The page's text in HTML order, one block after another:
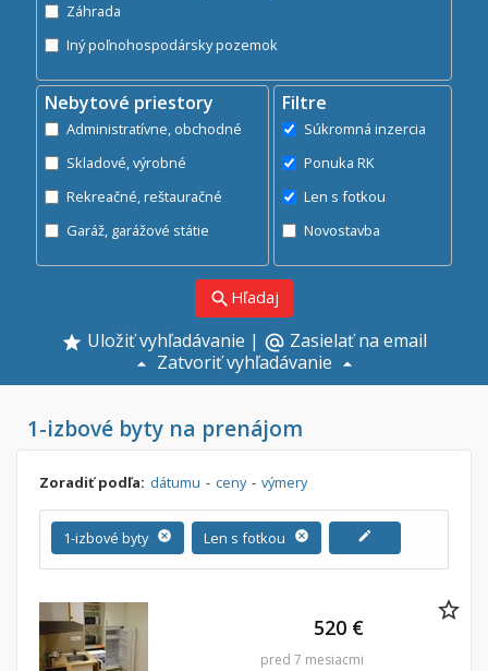
Záhrada
Iný poľnohospodársky pozemok
Nebytové priestory
Administratívne, obchodné
Skladové, výrobné
Rekreačné, reštauračné
Garáž, garážové státie
Filtre
Súkromná inzercia
Ponuka RK
Len s fotkou
Novostavba
search Hľadaj
Uložiť vyhľadávanie | alternate_email Zasielať na email
Zatvoriť vyhľadávanie
1-izbové byty na prenájom
Zoradiť podľa: dátumu - ceny - výmery
1-izbové byty cancel Len s fotkou cancel edit
520 €
pred 7 mesiacmi